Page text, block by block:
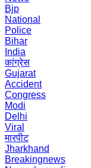
Bjp
National
Police
Bihar
India
कांग्रेस
Gujarat
Accident
Congress
Modi
Delhi
Viral
मारपीट
Jharkhand
Breakingnews